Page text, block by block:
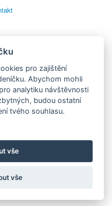
není spjat s žádným
Názory uživatelů nemusí nutně
pro zajištění
Abychom mohli
analytiku návštěvnosti
budou ostatní
tvého souhlasu.
vše
vše